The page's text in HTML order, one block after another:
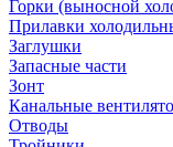
Горки (выносной
Прилавки
Заглушки
Запасные части
Зонт
Канальные
Отводы